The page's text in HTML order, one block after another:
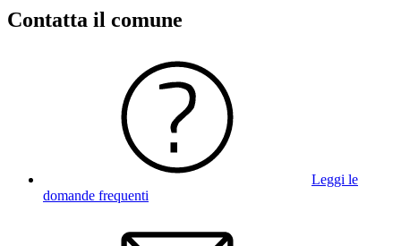
Contatta il comune
Leggi le
domande frequenti